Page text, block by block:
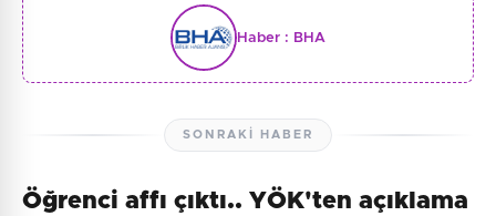
Haber : BHA
SONRAKI HABER
Öğrenci affı çıktı.. YÖK'ten açıklama